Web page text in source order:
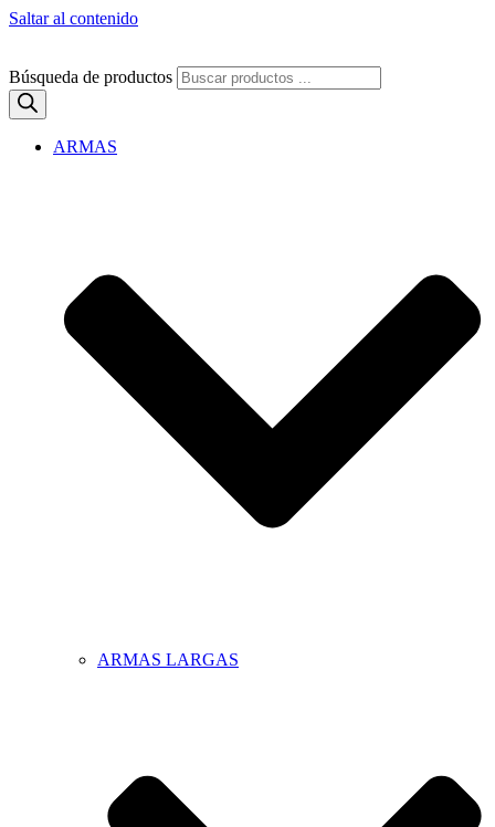
Saltar al contenido
Búsqueda de productos
ARMAS
ARMAS LARGAS